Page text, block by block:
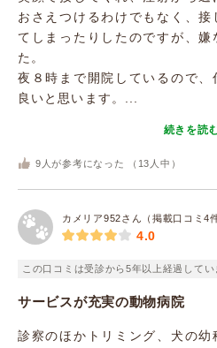
おさえつけるわけでもなく、
てしまったりしたのですが、
た。
夜８時まで開院しているので
良いと思います。...
続きを読
9 人が参考になった （ 13 人中）
カメリア952さん（掲載口コミ4
4.0
この口コミは受診から5年以上経過してい
サービスが充実の動物病院
診察のほかトリミング、犬の幼